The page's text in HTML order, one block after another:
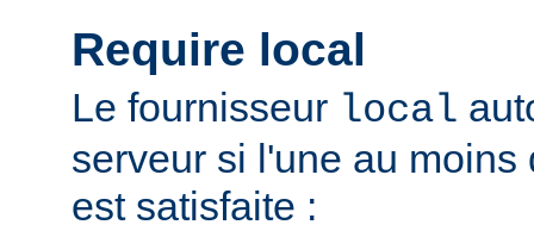
Require local
Le fournisseur local
serveur si l'une au
est satisfaite :